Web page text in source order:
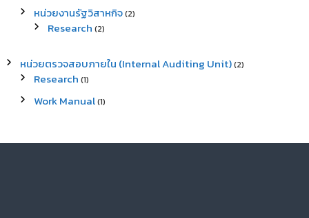
หน่วยงานรัฐวิสาหกิจ(2)
Research (2)
หน่วยตรวจสอบภายใน (Internal Auditing Unit)(2)
Research (1)
Work Manual(1)